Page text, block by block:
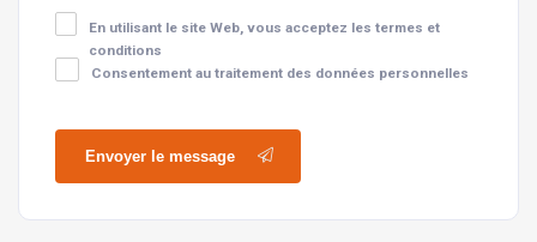
En utilisant le site Web, vous acceptez les termes et
conditions
Consentement au traitement des données personnelles
Envoyer le message